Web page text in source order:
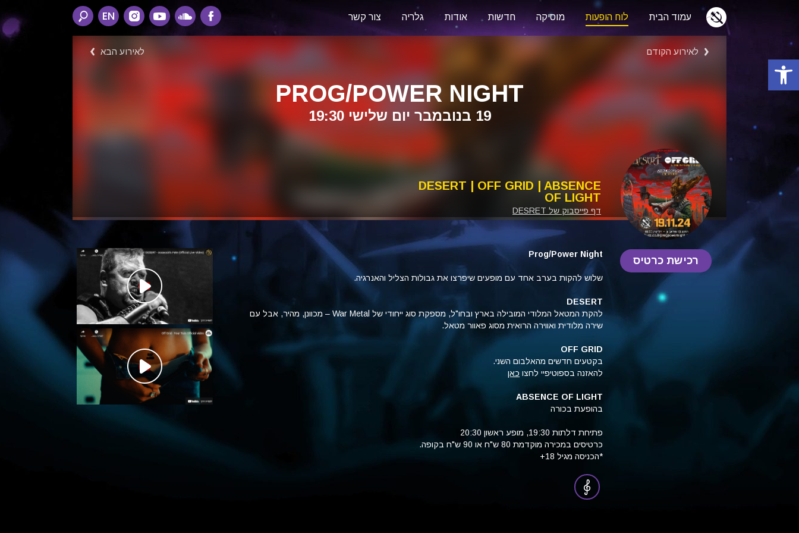
פתח סרגל נגישות
EN עמוד הבית לוח הופעות מוסיקה חדשות אודות גלריה צור קשר
לאירוע הקודם לאירוע הבא
PROG/POWER NIGHT
19 בנובמבר יום שלישי 19:30
DESERT | OFF GRID | ABSENCE
OF LIGHT
דף פייסבוק של DESRET
רכישת כרטיס
Prog/Power Night
שלוש להקות בערב אחד עם מופעים שיפרצו את גבולות הצליל והאנרגיה.
DESERT
להקת המטאל המלודי המובילה בארץ ובחו"ל, מספקת סוג ייחודי של War Metal – מכוונן, מהיר, אבל עם
שירה מלודית ואווירה הרואית מסוג פאוור מטאל.
OFF GRID
בקטעים חדשים מהאלבום השני.
להאזנה בספוטיפיי לחצו כאן
ABSENCE OF LIGHT
בהופעת בכורה
פתיחת דלתות 19:30, מופע ראשון 20:30
כרטיסים במכירה מוקדמת 80 ש"ח או 90 ש"ח בקופה.
*הכניסה מגיל 18+